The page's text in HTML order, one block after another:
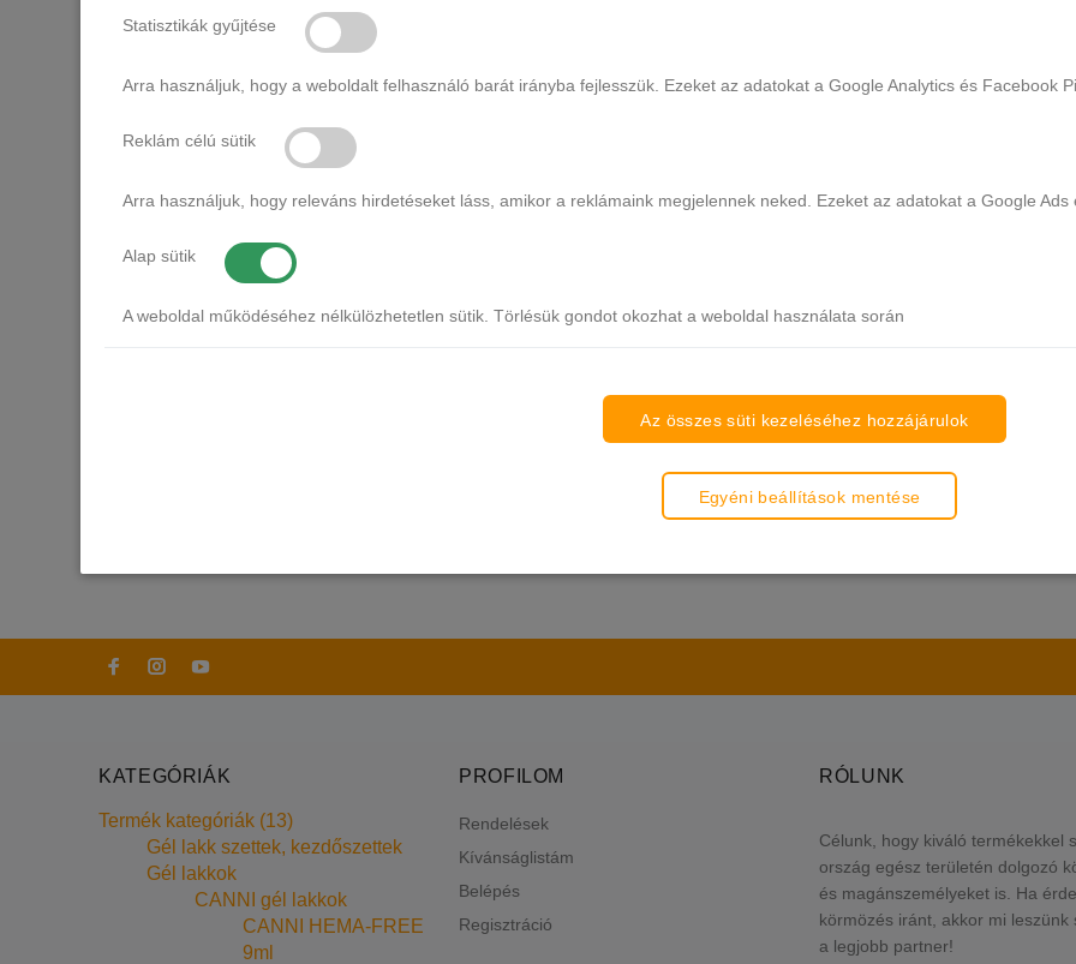
- X07 Baby Pink
2.990 Ft 2.990 Ft
KATEGÓRIÁK
Termék kategóriák (13)
Gél lakk szettek, kezdőszettek
Gél lakkok
CANNI gél lakkok
CANNI HEMA-FREE
9ml
PROFILOM
Rendelések
Kívánságlistám
Belépés
Regisztráció
RÓLUNK
Célunk, hogy kiváló termékekkel
ország egész területén dolgozó
és magánszemélyeket is. Ha
körmözés iránt, akkor mi leszünk
a legjobb partner!
Statisztikák gyűjtése
Arra használjuk, hogy a weboldalt felhasználó barát irányba fejlesszük. Ezeket az adatokat a Google Analytics és Facebook
Reklám célú sütik
Arra használjuk, hogy releváns hirdetéseket láss, amikor a reklámaink megjelennek neked. Ezeket az adatokat a Google Ads
Alap sütik
A weboldal működéséhez nélkülözhetetlen sütik. Törlésük gondot okozhat a weboldal használata során
Az összes süti kezeléséhez hozzájárulok
Egyéni beállítások mentése